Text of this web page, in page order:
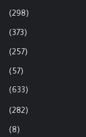
(298)
(373)
(257)
(57)
(633)
(282)
(8)